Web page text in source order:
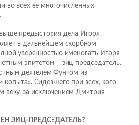
во всех ее многочисленных
предыстория дела Игоря
в дальнейшем скорбном
уверенностью именовать Игоря
эпитетом – зиц-председатель.
деятелем Фунтом из
копыта». Сидевшего при всех, кого
веку, за исключением Дмитрия
ЗИЦ-ПРЕДСЕДАТЕЛЬ?